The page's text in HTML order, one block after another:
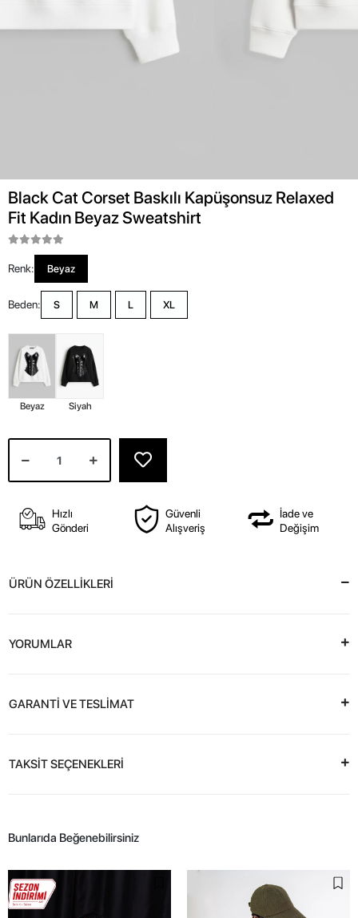
Black Cat Corset Baskılı Kapüşonsuz Relaxed
Fit Kadın Beyaz Sweatshirt
Renk: Beyaz
Beden: S M L XL
Beyaz Siyah
Hızlı
Gönderi
Güvenli
Alışveriş
İade ve
Değişim
ÜRÜN ÖZELLİKLERİ
YORUMLAR
GARANTİ VE TESLİMAT
TAKSİT SEÇENEKLERİ
Bunlarıda Beğenebilirsiniz